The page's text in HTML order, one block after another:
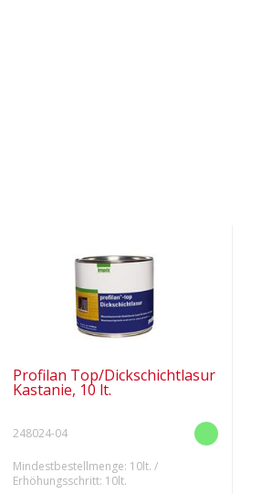
Profilan Top/Dickschichtlasur
Kastanie, 10 lt.
248024-04
Mindestbestellmenge: 10lt. /
Erhöhungsschritt: 10lt.